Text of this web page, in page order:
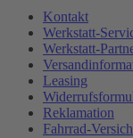
Kontakt
Werkstatt-
Werkstatt-
Leasing
Reklamation
Fahrrad-